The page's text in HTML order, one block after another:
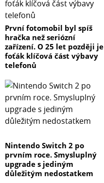
První fotomobil byl spíš
hračka než seriózní
zařízení. O 25 let později je
foťák klíčová část výbavy
telefonů
Nintendo Switch 2 po
prvním roce. Smysluplný
upgrade s jediným
důležitým nedostatkem